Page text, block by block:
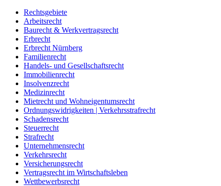
Rechtsgebiete
Arbeitsrecht
Baurecht & Werkvertragsrecht
Erbrecht
Erbrecht Nürnberg
Familienrecht
Handels- und Gesellschaftsrecht
Immobilienrecht
Insolvenzrecht
Medizinrecht
Mietrecht und Wohneigentumsrecht
Ordnungswidrigkeiten | Verkehrsstrafrecht
Schadensrecht
Steuerrecht
Strafrecht
Unternehmensrecht
Verkehrsrecht
Versicherungsrecht
Vertragsrecht im Wirtschaftsleben
Wettbewerbsrecht